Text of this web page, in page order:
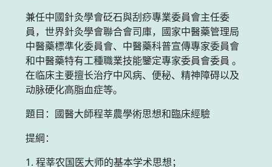
兼任中國針灸學會砭石與刮痧專業委員會主任委
員，世界針灸學會聯合會司庫，國家中醫藥管理局
中醫藥標準化委員會、中醫藥科普宣傳專家委員會
和中醫藥特有工種職業技能鑒定專家委員會委員 。
在临床主要擅长治疗中风病、便秘、精神障碍以及
动脉硬化高脂血症等。
題目：國醫大師程莘農學術思想和臨床經驗
提綱：
1. 程莘农国医大师的基本学术思想；